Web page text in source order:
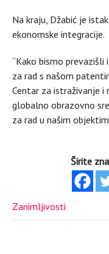
Na kraju, Džabić je
ekonomske integracije.
“Kako bismo
za rad s našom
Centar za istraživanje i
globalno obrazovno
za rad u našim
Širite
Zanimljivosti